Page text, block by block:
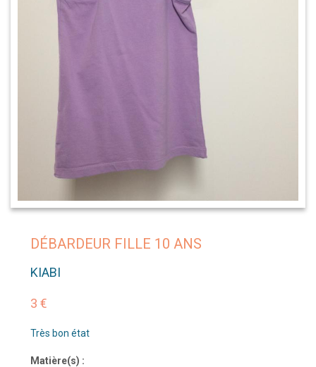
DÉBARDEUR FILLE 10 ANS
KIABI
3 €
Très bon état
Matière(s) :